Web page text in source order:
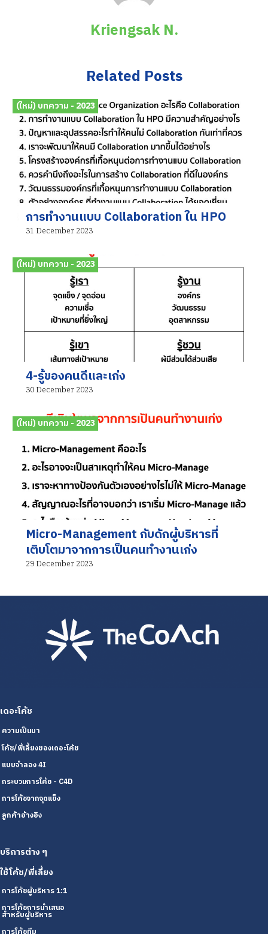
Kriengsak N.
Related Posts
(ใหม่) บทความ - 2023
การทำงานแบบ Collaboration ใน HPO
31 December 2023
(ใหม่) บทความ - 2023
4-รู้ของคนดีและเก่ง
30 December 2023
(ใหม่) บทความ - 2023
Micro-Management กับดักผู้บริหารที่
เติบโตมาจากการเป็นคนทำงานเก่ง
29 December 2023
เดอะโค้ช
ความเป็นมา
โค้ช/พี่เลี้ยงของเดอะโค้ช
แบบจำลอง 4I
กระบวนการโค้ช - C4D
การโค้ชจากจุดแข็ง
ลูกค้าอ้างอิง
บริการต่าง ๆ
ใช้โค้ช/พี่เลี้ยง
การโค้ชผู้บริหาร 1:1
การโค้ชการนำเสนอ
สำหรับผู้บริหาร
การโค้ชทีม